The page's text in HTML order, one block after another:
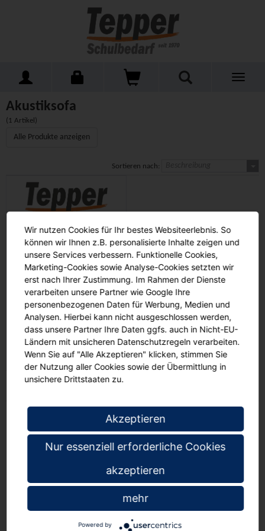
Toggle
Home Schulmöbel Akustiksofa
Akustiksofa
(1 Artikel)
Alle Produkte anzeigen
Sortieren nach:
Leselanschaft besteht aus
7 Polsterelementen in
asymetrischen- und
Wabenformen, Bezug
Kunstleder
€ 2.775,00
Tepper-Schulbedarf
AGB
Mein Konto
Online Bestellschein
Wir nutzen Cookies für Ihr bestes Websiteerlebnis. So
können wir Ihnen z.B. personalisierte Inhalte zeigen und
unsere Services verbessern. Funktionelle Cookies,
Marketing-Cookies sowie Analyse-Cookies setzten wir
erst nach Ihrer Zustimmung. Im Rahmen der Dienste
verarbeiten unsere Partner wie Google Ihre
personenbezogenen Daten für Werbung, Medien und
Analysen. Hierbei kann nicht ausgeschlossen werden,
dass unsere Partner Ihre Daten ggfs. auch in Nicht-EU-
Ländern mit unsicheren Datenschutzregeln verarbeiten.
Wenn Sie auf "Alle Akzeptieren" klicken, stimmen Sie
der Nutzung aller Cookies sowie der Übermittlung in
unsichere Drittstaaten zu.
Akzeptieren
Nur essenziell erforderliche Cookies
akzeptieren
mehr
Powered by